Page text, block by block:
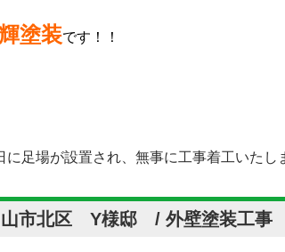
塗装です！！
に足場が設置され、無事に工事着工いたし
市北区 Y様邸 / 外壁塗装工事